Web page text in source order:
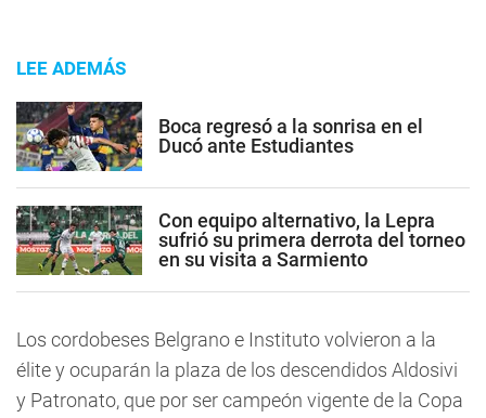
LEE ADEMÁS
Boca regresó a la sonrisa en el
Ducó ante Estudiantes
Con equipo alternativo, la Lepra
sufrió su primera derrota del torneo
en su visita a Sarmiento
Los cordobeses Belgrano e Instituto volvieron a la
élite y ocuparán la plaza de los descendidos Aldosivi
y Patronato, que por ser campeón vigente de la Copa